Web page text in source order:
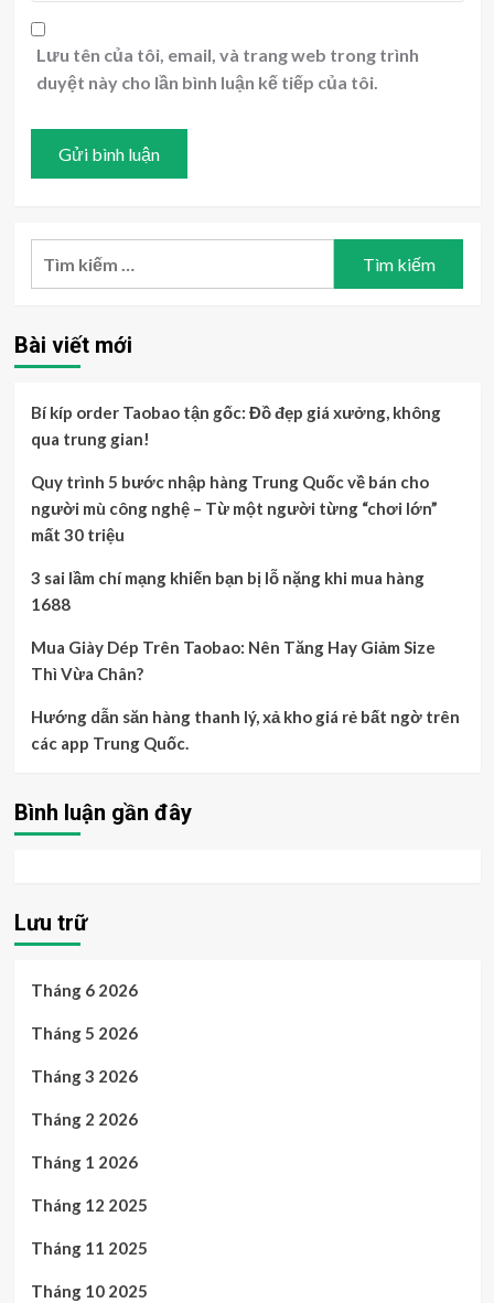
Lưu tên của tôi, email, và trang web trong trình
duyệt này cho lần bình luận kế tiếp của tôi.
Bài viết mới
Bí kíp order Taobao tận gốc: Đồ đẹp giá xưởng, không
qua trung gian!
Quy trình 5 bước nhập hàng Trung Quốc về bán cho
người mù công nghệ – Từ một người từng “chơi lớn”
mất 30 triệu
3 sai lầm chí mạng khiến bạn bị lỗ nặng khi mua hàng
1688
Mua Giày Dép Trên Taobao: Nên Tăng Hay Giảm Size
Thì Vừa Chân?
Hướng dẫn săn hàng thanh lý, xả kho giá rẻ bất ngờ trên
các app Trung Quốc.
Bình luận gần đây
Lưu trữ
Tháng 6 2026
Tháng 5 2026
Tháng 3 2026
Tháng 2 2026
Tháng 1 2026
Tháng 12 2025
Tháng 11 2025
Tháng 10 2025